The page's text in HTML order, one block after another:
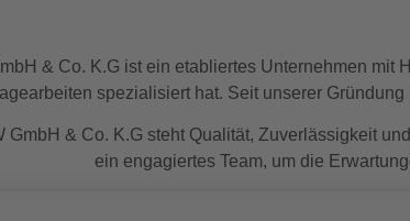
& Co. K.G ist ein etabliertes Unternehmen
spezialisiert hat. Seit unserer
GmbH & Co. K.G steht Qualität, Zuverlässigkeit
ein engagiertes Team, um die